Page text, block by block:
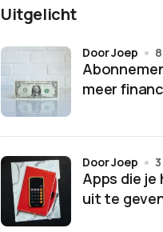
Uitgelicht
meer
door Joep
Apps die je
uit te
door Joep